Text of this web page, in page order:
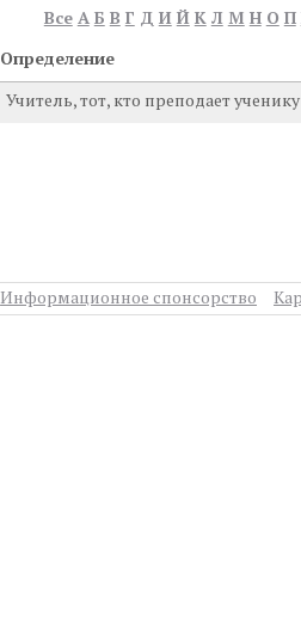
Все А Б В Г Д И Й К Л М Н О П
Определение
Учитель, тот, кто преподает
Информационное спонсорство